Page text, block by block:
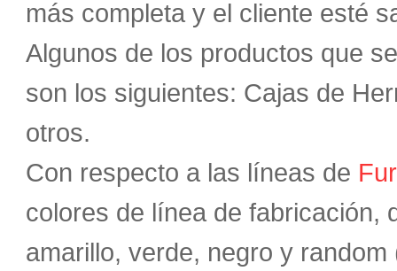
más completa y el cliente esté
Algunos de los productos que
son los siguientes: Cajas de
otros.
Con respecto a las líneas de
colores de línea de fabricación,
amarillo, verde, negro y